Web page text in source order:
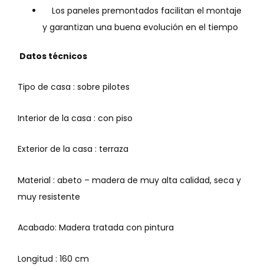
Los paneles premontados facilitan el montaje
y garantizan una buena evolución en el tiempo
Datos técnicos
Tipo de casa : sobre pilotes
Interior de la casa : con piso
Exterior de la casa : terraza
Material : abeto – madera de muy alta calidad, seca y
muy resistente
Acabado: Madera tratada con pintura
Longitud : 160 cm